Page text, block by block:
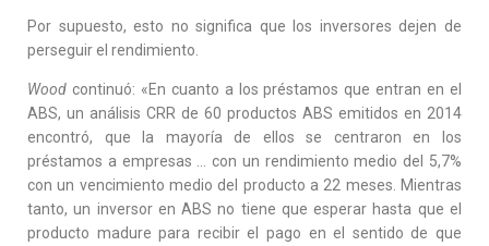
Por supuesto, esto no significa que los inversores dejen de
perseguir el rendimiento.
Wood continuó: «En cuanto a los préstamos que entran en el
ABS, un análisis CRR de 60 productos ABS emitidos en 2014
encontró, que la mayoría de ellos se centraron en los
préstamos a empresas … con un rendimiento medio del 5,7%
con un vencimiento medio del producto a 22 meses. Mientras
tanto, un inversor en ABS no tiene que esperar hasta que el
producto madure para recibir el pago en el sentido de que